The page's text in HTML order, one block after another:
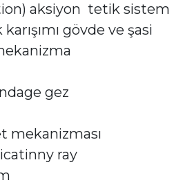
aksiyon tetik sistem
gövde ve şasi
gez
mekanizması
ray